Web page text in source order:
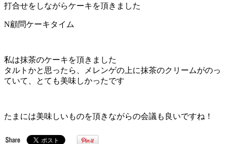
打合せをしながらケーキを頂きました
N顧問ケーキタイム
私は抹茶のケーキを頂きました
タルトかと思ったら、メレンゲの上に抹茶のクリームがのっ
ていて、とても美味しかったです
たまには美味しいものを頂きながらの会議も良いですね！